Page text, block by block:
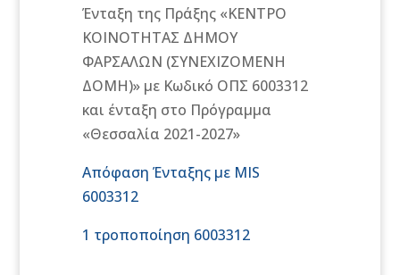
Ένταξη της Πράξης «ΚΕΝΤΡΟ
ΚΟΙΝΟΤΗΤΑΣ ΔΗΜΟΥ
ΦΑΡΣΑΛΩΝ (ΣΥΝΕΧΙΖΟΜΕΝΗ
ΔΟΜΗ)» με Κωδικό ΟΠΣ 6003312
και ένταξη στο Πρόγραμμα
«Θεσσαλία 2021-2027»
Απόφαση Ένταξης με MIS
6003312
1 τροποποίηση 6003312